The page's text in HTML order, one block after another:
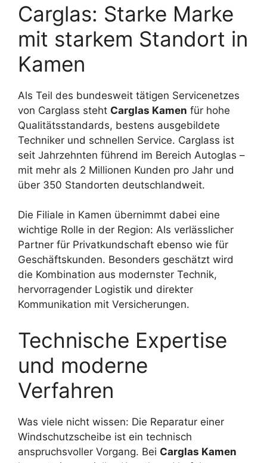
Carglas: Starke Marke
mit starkem Standort in
Kamen
Als Teil des bundesweit tätigen Servicenetzes
von Carglass steht Carglas Kamen für hohe
Qualitätsstandards, bestens ausgebildete
Techniker und schnellen Service. Carglass ist
seit Jahrzehnten führend im Bereich Autoglas –
mit mehr als 2 Millionen Kunden pro Jahr und
über 350 Standorten deutschlandweit.
Die Filiale in Kamen übernimmt dabei eine
wichtige Rolle in der Region: Als verlässlicher
Partner für Privatkundschaft ebenso wie für
Geschäftskunden. Besonders geschätzt wird
die Kombination aus modernster Technik,
hervorragender Logistik und direkter
Kommunikation mit Versicherungen.
Technische Expertise
und moderne
Verfahren
Was viele nicht wissen: Die Reparatur einer
Windschutzscheibe ist ein technisch
anspruchsvoller Vorgang. Bei Carglas Kamen